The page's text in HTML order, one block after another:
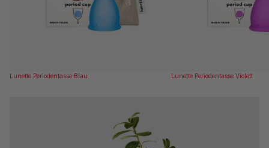
Lunette Periodentasse Blau Lunette Periodentasse Violett